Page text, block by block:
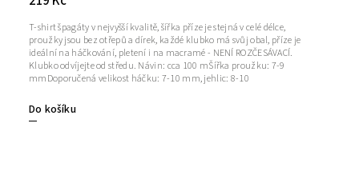
Do košíku
T-shirt špagáty v nejvyšší kvalitě, šířka příze je stejná v celé délce,
proužky jsou bez otřepů a dírek, každé klubko má svůj obal, příze je
ideální na háčkování, pletení i na macramé - NENÍ ROZČESÁVACÍ.
Klubko odvíjejte od středu. Návin: cca 100 mŠířka proužku: 7-9
mmDoporučená velikost háčku: 7-10 mm, jehlic: 8-10